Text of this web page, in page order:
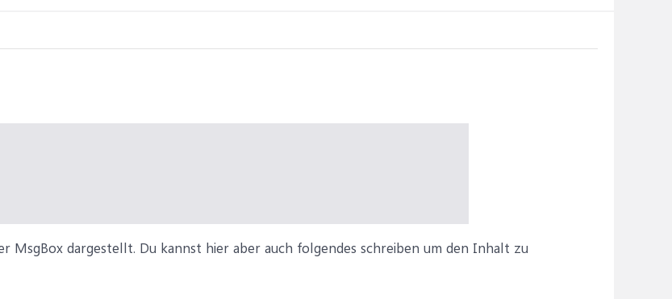
MsgBox dargestellt. Du kannst hier aber auch folgendes schreiben um den Inhalt zu